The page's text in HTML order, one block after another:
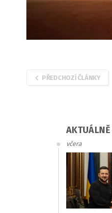
PŘEDCHOZÍ ČLÁNKY
AKTUÁLNĚ
včera